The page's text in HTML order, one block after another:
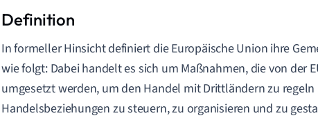
In formeller Hinsicht definiert die Europäische Union ihre
wie folgt: Dabei handelt es sich um Maßnahmen, die von der
umgesetzt werden, um den Handel mit Drittländern zu
Handelsbeziehungen zu steuern, zu organisieren und zu